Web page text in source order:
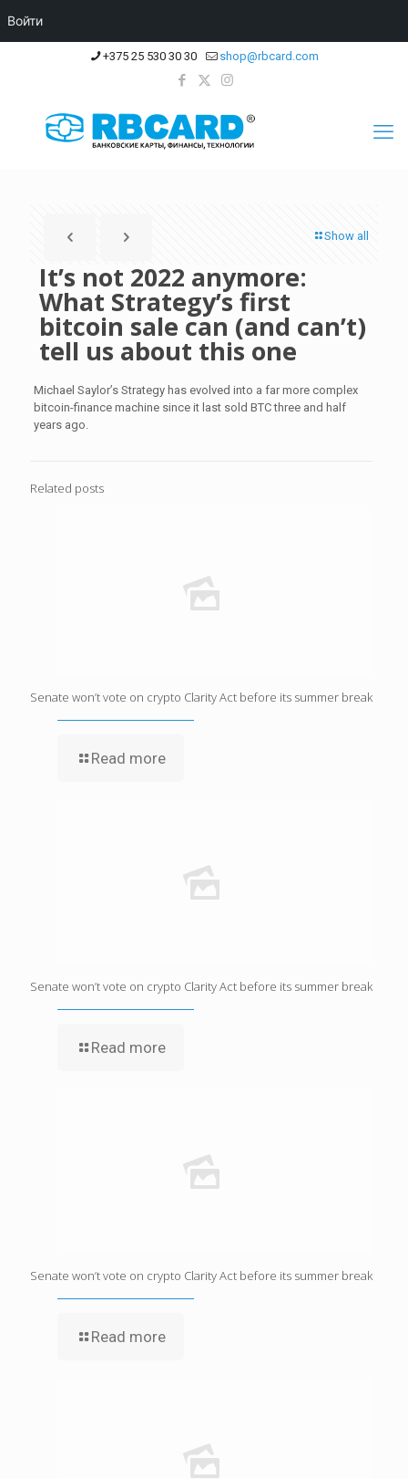
+375 25 530 30 30 shop@rbcard.com
Show all
It’s not 2022 anymore:
What Strategy’s first
bitcoin sale can (and can’t)
tell us about this one
Michael Saylor’s Strategy has evolved into a far more complex
bitcoin-finance machine since it last sold BTC three and half
years ago.
Related posts
Senate won’t vote on crypto Clarity Act before its summer break
Read more
Senate won’t vote on crypto Clarity Act before its summer break
Read more
Senate won’t vote on crypto Clarity Act before its summer break
Read more
Войти